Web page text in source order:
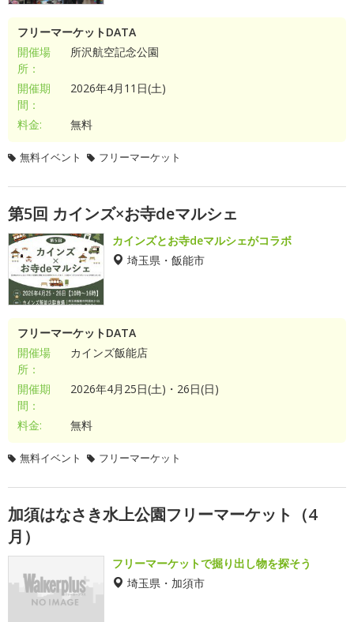
フリーマーケットDATA
開催場
所：
所沢航空記念公園
開催期
間：
2026年4月11日(土)
料金: 無料
無料イベント フリーマーケット
第5回 カインズ×お寺deマルシェ
カインズとお寺deマルシェがコラボ
埼玉県・飯能市
フリーマーケットDATA
開催場
所：
カインズ飯能店
開催期
間：
2026年4月25日(土)・26日(日)
料金: 無料
無料イベント フリーマーケット
加須はなさき水上公園フリーマーケット（4
月）
フリーマーケットで掘り出し物を探そう
埼玉県・加須市